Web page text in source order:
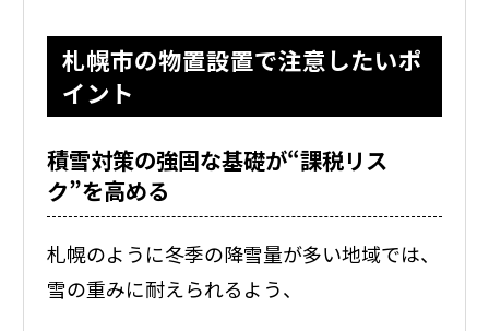
札幌市の物置設置で注意したいポ
イント
積雪対策の強固な基礎が“課税リス
ク”を高める
札幌のように冬季の降雪量が多い地域では、
雪の重みに耐えられるよう、